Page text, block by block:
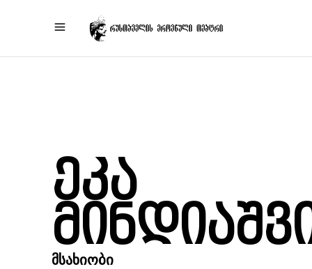
ეკა
ᲛᲡᲐᲮᲘᲝᲑᲘ